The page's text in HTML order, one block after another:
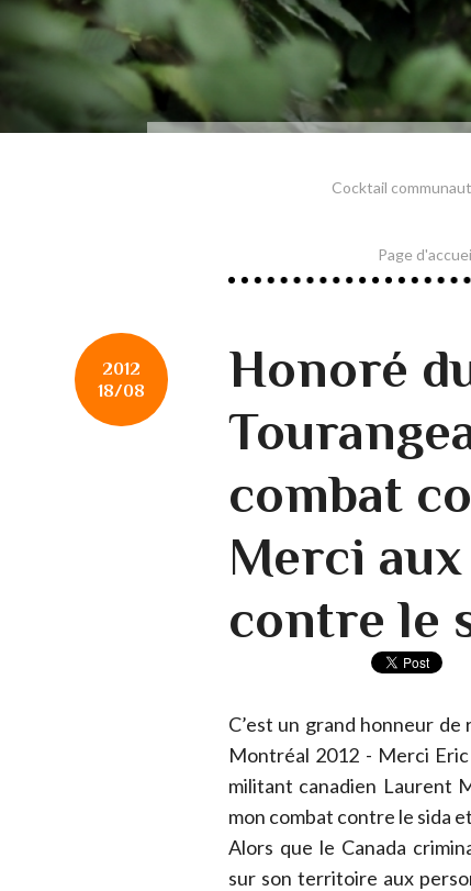
Cocktail
Page
2012
18/08
Honoré
combat
Merci
contre le
C’est un grand honneur
Montréal 2012 - Merci
militant canadien Laurent
mon combat contre le sida
Alors que le Canada
sur son territoire aux